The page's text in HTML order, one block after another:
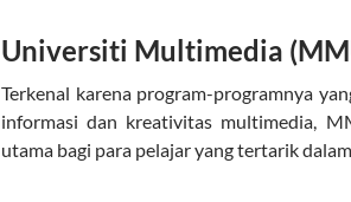
Universiti Multimedia
Terkenal karena program-programnya
informasi dan kreativitas multimedia,
utama bagi para pelajar yang tertarik